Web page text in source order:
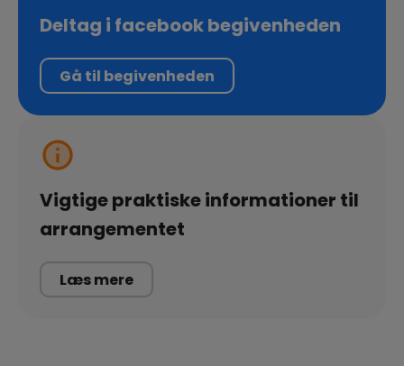
Deltag i facebook begivenheden
Gå til begivenheden
Vigtige praktiske informationer til
arrangementet
Læs mere